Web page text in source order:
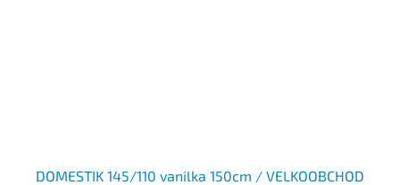
DOMESTIK 145/110 vanilka 150cm / VELKOOBCHOD